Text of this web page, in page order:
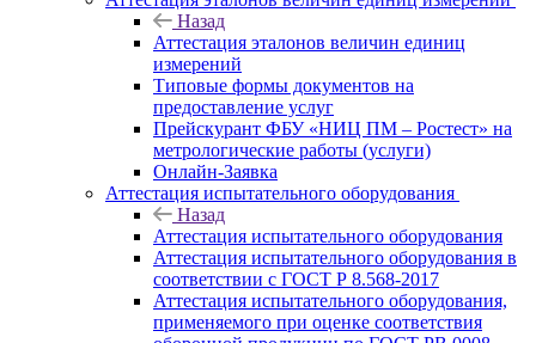
Назад
Аттестация эталонов величин единиц
измерений
Типовые формы документов на
предоставление услуг
Прейскурант ФБУ «НИЦ ПМ – Ростест» на
метрологические работы (услуги)
Онлайн-Заявка
Аттестация испытательного оборудования
Назад
Аттестация испытательного оборудования
Аттестация испытательного оборудования в
соответствии с ГОСТ Р 8.568-2017
Аттестация испытательного оборудования,
применяемого при оценке соответствия